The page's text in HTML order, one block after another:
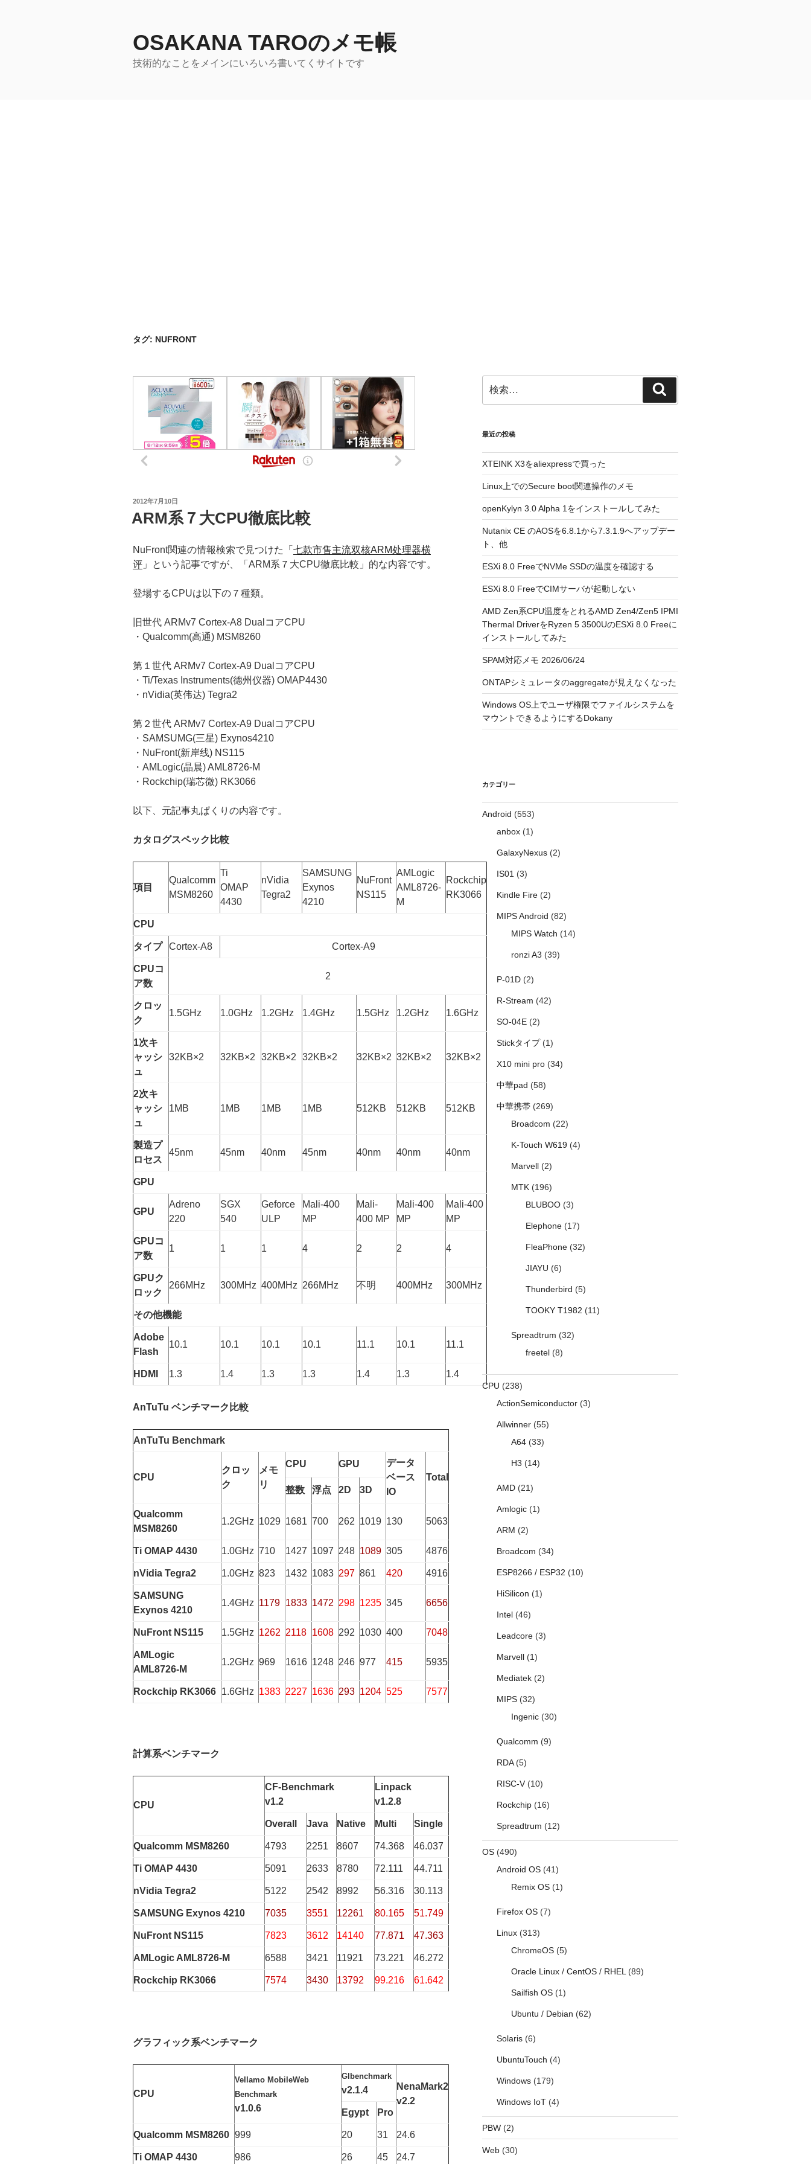
OSAKANA TAROのメモ帳
技術的なことをメインにいろいろ書いてくサイトです
タグ: NUFRONT
投
日:
2012年7月10日
ARM系７大CPU徹底比較
NuFront関連の情報検索で見つけた「 七款市售主流双核ARM处理器横
评 」という記事ですが、「ARM系７大CPU徹底比較」的な内容です。
登場するCPUは以下の７種類。
旧世代 ARMv7 Cortex-A8 DualコアCPU
・Qualcomm(高通) MSM8260
第１世代 ARMv7 Cortex-A9 DualコアCPU
・Ti/Texas Instruments(德州仪器) OMAP4430
・nVidia(英伟达) Tegra2
第２世代 ARMv7 Cortex-A9 DualコアCPU
・SAMSUMG(三星) Exynos4210
・NuFront(新岸线) NS115
・AMLogic(晶晨) AML8726-M
・Rockchip(瑞芯微) RK3066
以下、元記事丸ぱくりの内容です。
カタログスペック比較
項目
Qualcomm
MSM8260
Ti
OMAP
4430
nVidia
Tegra2
SAMSUNG
Exynos
4210
NuFront
NS115
AMLogic
AML8726-
M
Rockchip
RK3066
CPU
タイプ Cortex-A8 Cortex-A9
CPUコ
ア数
2
クロッ
ク
1.5GHz 1.0GHz 1.2GHz 1.4GHz 1.5GHz 1.2GHz 1.6GHz
1次キ
ャッシ
ュ
32KB×2 32KB×2 32KB×2 32KB×2 32KB×2 32KB×2 32KB×2
2次キ
ャッシ
ュ
1MB 1MB 1MB 1MB 512KB 512KB 512KB
製造プ
ロセス
45nm 45nm 40nm 45nm 40nm 40nm 40nm
GPU
GPU
Adreno
220
SGX
540
Geforce
ULP
Mali-400
MP
Mali-
400 MP
Mali-400
MP
Mali-400
MP
GPUコ
ア数
1 1 1 4 2 2 4
GPUク
ロック
266MHz 300MHz 400MHz 266MHz 不明 400MHz 300MHz
その他機能
Adobe
Flash
10.1 10.1 10.1 10.1 11.1 10.1 11.1
HDMI 1.3 1.4 1.3 1.3 1.4 1.3 1.4
AnTuTu ベンチマーク比較
AnTuTu Benchmark
CPU
クロッ
ク
メモ
リ
CPU GPU
データ
ベース
IO
Total
整数
浮点 2D 3D
Qualcomm
MSM8260
1.2GHz 1029 1681 700 262 1019 130 5063
Ti OMAP 4430 1.0GHz 710 1427 1097 248 1089 305 4876
nVidia Tegra2 1.0GHz 823 1432 1083 297 861 420 4916
SAMSUNG
Exynos 4210
1.4GHz 1179 1833 1472 298 1235 345 6656
NuFront NS115 1.5GHz 1262 2118 1608 292 1030 400 7048
AMLogic
AML8726-M
1.2GHz 969 1616 1248 246 977 415 5935
Rockchip RK3066 1.6GHz 1383 2227 1636 293 1204 525 7577
計算系ベンチマーク
CPU
CF-Benchmark
v1.2
Linpack
v1.2.8
Overall Java Native Multi Single
Qualcomm MSM8260 4793 2251 8607 74.368 46.037
Ti OMAP 4430 5091 2633 8780 72.111 44.711
nVidia Tegra2 5122 2542 8992 56.316 30.113
SAMSUNG Exynos 4210 7035 3551 12261 80.165 51.749
NuFront NS115 7823 3612 14140 77.871 47.363
AMLogic AML8726-M 6588 3421 11921 73.221 46.272
Rockchip RK3066 7574 3430 13792 99.216 61.642
グラフィック系ベンチマーク
CPU
Vellamo MobileWeb
Benchmark
v1.0.6
Glbenchmark
v2.1.4
NenaMark2
v2.2
Egypt
Pro
Qualcomm MSM8260 999 20 31 24.6
Ti OMAP 4430 986 26 45 24.7
索:
索
最近の投稿
XTEINK X3をaliexpressで買った
Linux上でのSecure boot関連操作のメモ
openKylyn 3.0 Alpha 1をインストールしてみた
Nutanix CE のAOSを6.8.1から7.3.1.9へアップデー
ト、他
ESXi 8.0 FreeでNVMe SSDの温度を確認する
ESXi 8.0 FreeでCIMサーバが起動しない
AMD Zen系CPU温度をとれるAMD Zen4/Zen5 IPMI
Thermal DriverをRyzen 5 3500UのESXi 8.0 Freeに
インストールしてみた
SPAM対応メモ 2026/06/24
ONTAPシミュレータのaggregateが見えなくなった
Windows OS上でユーザ権限でファイルシステムを
マウントできるようにするDokany
カテゴリー
Android (553)
anbox(1)
GalaxyNexus(2)
IS01 (3)
Kindle Fire(2)
MIPS Android (82)
MIPS Watch (14)
ronzi A3 (39)
P-01D(2)
R-Stream (42)
SO-04E(2)
Stickタイプ(1)
X10 mini pro(34)
中華pad (58)
中華携帯(269)
Broadcom (22)
K-Touch W619(4)
Marvell(2)
MTK(196)
BLUBOO(3)
Elephone(17)
FleaPhone(32)
JIAYU (6)
Thunderbird (5)
TOOKY T1982 (11)
Spreadtrum (32)
freetel(8)
CPU (238)
ActionSemiconductor(3)
Allwinner(55)
A64(33)
H3 (14)
AMD(21)
Amlogic(1)
ARM (2)
Broadcom (34)
ESP8266 / ESP32 (10)
HiSilicon (1)
Intel(46)
Leadcore(3)
Marvell(1)
Mediatek(2)
MIPS(32)
Ingenic(30)
Qualcomm (9)
RDA(5)
RISC-V(10)
Rockchip(16)
Spreadtrum (12)
OS(490)
Android OS(41)
Remix OS(1)
Firefox OS(7)
Linux(313)
ChromeOS(5)
Oracle Linux / CentOS / RHEL (89)
Sailfish OS(1)
Ubuntu / Debian (62)
Solaris(6)
UbuntuTouch (4)
Windows(179)
Windows IoT(4)
PBW(2)
Web(30)